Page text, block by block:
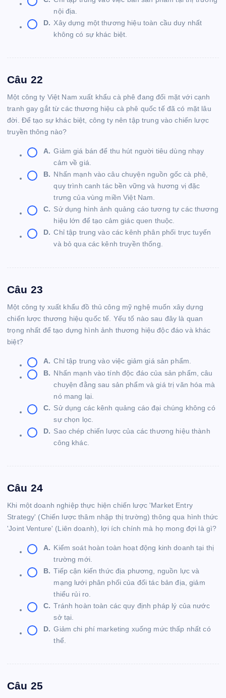
nội địa.
D. Xây dựng một thương hiệu toàn cầu duy nhất
không có sự khác biệt.
Câu 22
Một công ty Việt Nam xuất khẩu cà phê đang đối mặt với cạnh
tranh gay gắt từ các thương hiệu cà phê quốc tế đã có mặt lâu
đời. Để tạo sự khác biệt, công ty nên tập trung vào chiến lược
truyền thông nào?
A. Giảm giá bán để thu hút người tiêu dùng nhạy
cảm về giá.
B. Nhấn mạnh vào câu chuyện nguồn gốc cà phê,
quy trình canh tác bền vững và hương vị đặc
trưng của vùng miền Việt Nam.
C. Sử dụng hình ảnh quảng cáo tương tự các thương
hiệu lớn để tạo cảm giác quen thuộc.
D. Chỉ tập trung vào các kênh phân phối trực tuyến
và bỏ qua các kênh truyền thống.
Câu 23
Một công ty xuất khẩu đồ thủ công mỹ nghệ muốn xây dựng
chiến lược thương hiệu quốc tế. Yếu tố nào sau đây là quan
trọng nhất để tạo dựng hình ảnh thương hiệu độc đáo và khác
biệt?
A. Chỉ tập trung vào việc giảm giá sản phẩm.
B. Nhấn mạnh vào tính độc đáo của sản phẩm, câu
chuyện đằng sau sản phẩm và giá trị văn hóa mà
nó mang lại.
C. Sử dụng các kênh quảng cáo đại chúng không có
sự chọn lọc.
D. Sao chép chiến lược của các thương hiệu thành
công khác.
Câu 24
Khi một doanh nghiệp thực hiện chiến lược 'Market Entry
Strategy' (Chiến lược thâm nhập thị trường) thông qua hình thức
'Joint Venture' (Liên doanh), lợi ích chính mà họ mong đợi là gì?
A. Kiểm soát hoàn toàn hoạt động kinh doanh tại thị
trường mới.
B. Tiếp cận kiến thức địa phương, nguồn lực và
mạng lưới phân phối của đối tác bản địa, giảm
thiểu rủi ro.
C. Tránh hoàn toàn các quy định pháp lý của nước
sở tại.
D. Giảm chi phí marketing xuống mức thấp nhất có
thể.
Câu 25